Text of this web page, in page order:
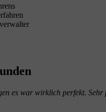
es war wirklich perfekt.